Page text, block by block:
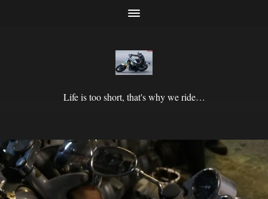
Life is too short, that's why we ride…